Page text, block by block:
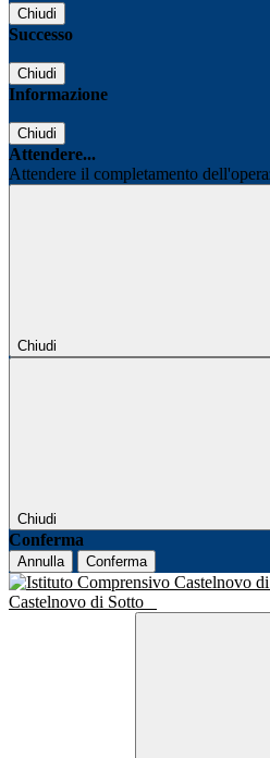
Chiudi
Successo
Chiudi
Informazione
Chiudi
Attendere...
Attendere il completamento
Chiudi
Chiudi
Conferma
Annulla Conferma
Castelnovo di Sotto